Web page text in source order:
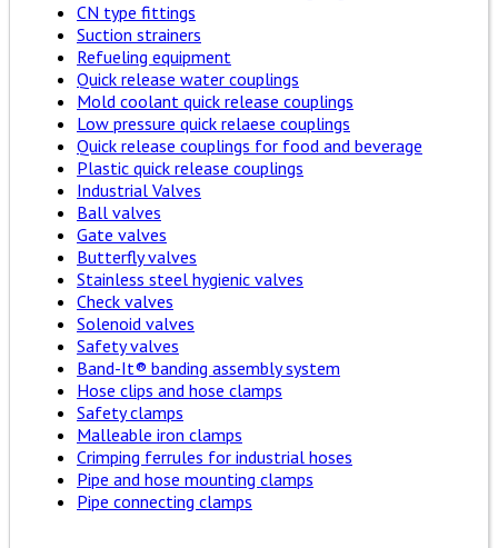
CN type fittings
Suction strainers
Refueling equipment
Quick release water couplings
Mold coolant quick release couplings
Low pressure quick relaese couplings
Quick release couplings for food and beverage
Plastic quick release couplings
Industrial Valves
Ball valves
Gate valves
Butterfly valves
Stainless steel hygienic valves
Check valves
Solenoid valves
Safety valves
Band-It® banding assembly system
Hose clips and hose clamps
Safety clamps
Malleable iron clamps
Crimping ferrules for industrial hoses
Pipe and hose mounting clamps
Pipe connecting clamps